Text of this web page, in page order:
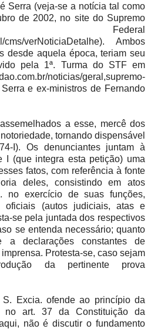
Serra (veja-se a notícia tal como
de 2002, no site do Supremo
Federal
cms/verNoticiaDetalhe). Ambos
desde aquela época, teriam seu
pela 1ª. Turma do STF em
noticias/geral,supremo-
e ex-ministros de Fernando
a esse, mercê dos
tornando dispensável
I). Os denunciantes juntam à
I (que integra esta petição) uma
fatos, com referência à fonte
deles, consistindo em atos
no exercício de suas funções,
oficiais (autos judiciais, atas e
se pela juntada dos respectivos
se entenda necessário; quanto
a declarações constantes de
Protesta-se, caso sejam
da pertinente prova
S. Excia. ofende ao princípio da
no art. 37 da Constituição da
não é discutir o fundamento